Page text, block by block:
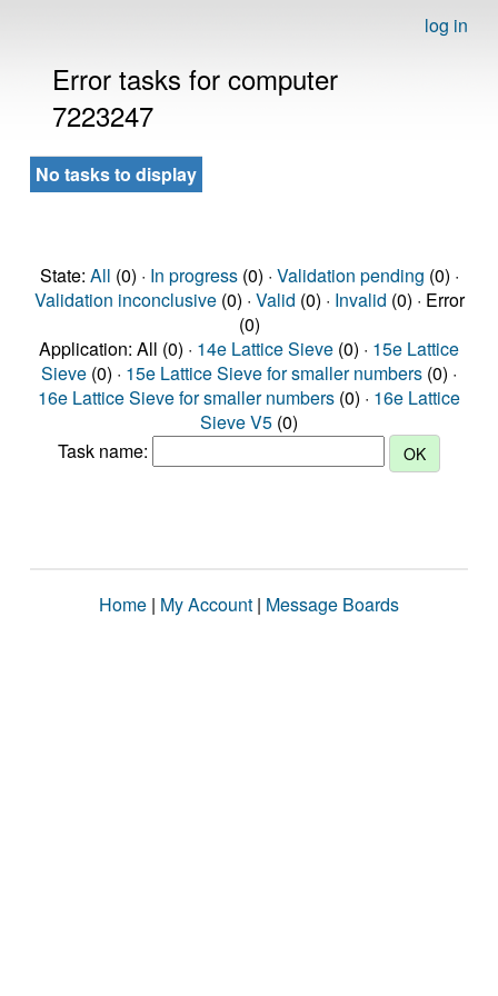
log in
Error tasks for computer
7223247
No tasks to display
State: All (0) · In progress(0) · Validation pending (0) ·
Validation inconclusive(0) · Valid (0) · Invalid (0) · Error
(0)
Application: All (0) · 14e Lattice Sieve (0) · 15e Lattice
Sieve (0) · 15e Lattice Sieve for smaller numbers (0) ·
16e Lattice Sieve for smaller numbers (0) · 16e Lattice
Sieve V5 (0)
Task name:
Home | My Account | Message Boards